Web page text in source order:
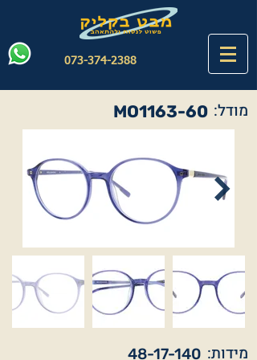
073-374-2388
MO1163-60 מודל:
48-17-140 מידות: